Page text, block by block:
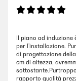
Il piano ad
per l’installazione.
di progettazione
cm di altezza,
rapporto qualità